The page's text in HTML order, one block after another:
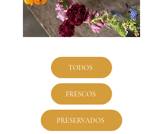
TODOS
FRESCOS
PRESERVADOS